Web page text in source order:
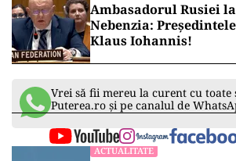
Ambasadorul Rusiei
Nebenzia:
Klaus Iohannis!
Vrei să fii mereu la curent cu toate
Puterea.ro și pe canalul de
ACTUALITATE